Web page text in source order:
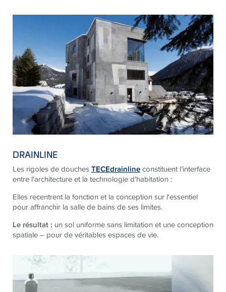
DRAINLINE
Les rigoles de douchesTECEdrainlineconstituent l’interface
entre l'architecture et la technologie d'habitation :
Elles recentrent la fonction et la conception sur l'essentiel
pour affranchir la salle de bains de ses limites.
Le résultat : un sol uniforme sans limitation et une conception
spatiale – pour de véritables espaces de vie.